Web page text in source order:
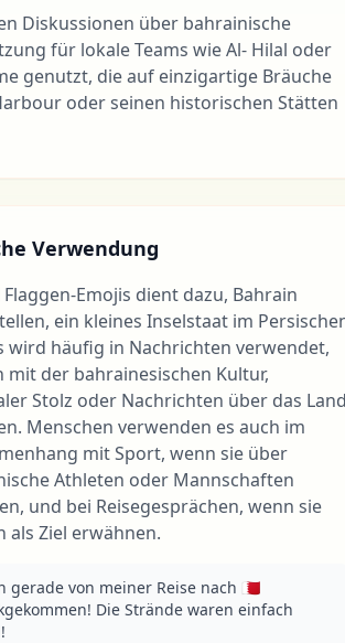
Diskussionen über bahrainische
für lokale Teams wie Al- Hilal oder
genutzt, die auf einzigartige Bräuche
oder seinen historischen Stätten
Verwendung
Flaggen-Emojis dient dazu, Bahrain
ein kleines Inselstaat im
wird häufig in Nachrichten verwendet,
mit der bahrainesischen Kultur,
Stolz oder Nachrichten über das Land
Menschen verwenden es auch im
mit Sport, wenn sie über
Athleten oder Mannschaften
und bei Reisegesprächen, wenn sie
als Ziel erwähnen.
gerade von meiner Reise nach 🇧🇭
Die Strände waren einfach